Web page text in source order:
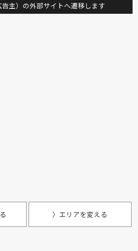
告主）の外部サイトへ遷移します
〉エリアを変える